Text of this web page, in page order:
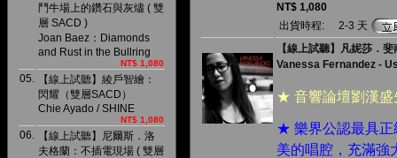
鬥牛場上的鑽石與灰燼 ( 雙
層 SACD )
Joan Baez：Diamonds
and Rust in the Bullring
NT$ 1,080
05.
【線上試聽】綾戶智繪：
閃耀（雙層SACD）
Chie Ayado / SHINE
NT$ 1,080
06.
【線上試聽】尼爾斯．洛
夫格蘭：不插電現場 ( 雙層
NT$ 1,080
出貨時程:
2-3 天
【線上試聽】凡妮莎．
Vanessa Fernandez -
★ 音響論壇劉漢盛
★ 樂界公認最具正
美的唱腔，充滿強